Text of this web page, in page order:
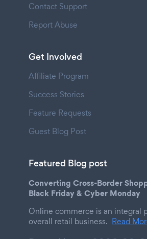
Contact Support
Report Abuse
Get Involved
Affiliate Program
Success Stories
Feature Requests
Guest Blog Post
Featured Blog post
Converting Cross-Border
Black Friday & Cyber Monday
Online commerce is an integral
overall retail business. Read